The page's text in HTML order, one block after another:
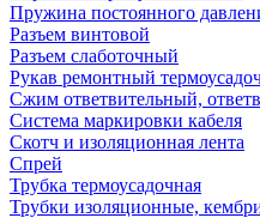
Пружина постоянного
Разъем винтовой
Разъем слаботочный
Рукав ремонтный
Сжим ответвительный,
Система маркировки кабеля
Скотч и изоляционная лента
Спрей
Трубка термоусадочная
Трубки изоляционные,